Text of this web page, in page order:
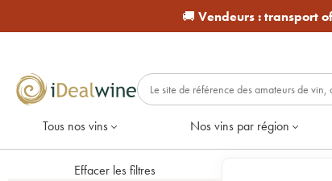
🚚 Vendeurs :transport
Tous nos vins Nos vins par région
Effacer les filtres